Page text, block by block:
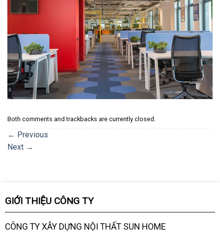
Both comments and trackbacks are currently closed.
← Previous
Next →
GIỚI THIỆU CÔNG TY
CÔNG TY XÂY DỰNG NỘI THẤT SUN HOME